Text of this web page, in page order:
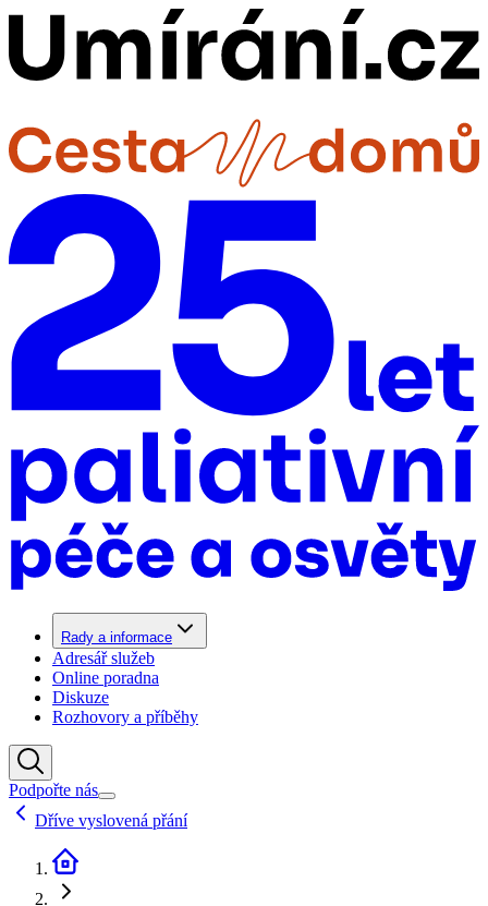
Rady a informace
Adresář služeb
Online poradna
Diskuze
Rozhovory a příběhy
Podpořte nás
Dříve vyslovená přání